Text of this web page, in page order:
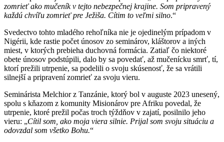
zomrieť ako mučeník v tejto nebezpečnej krajine. Som pripravený
každú chvíľu zomrieť pre Ježiša. Cítim to veľmi silno.“
Svedectvo tohto mladého rehoľníka nie je ojedinelým prípadom v
Nigérii, kde rastie počet únosov zo seminárov, kláštorov a iných
miest, v ktorých prebieha duchovná formácia. Zatiaľ čo niektoré
obete únosov podstúpili, dalo by sa povedať, až mučenícku smrť, tí,
ktorí prežili utrpenie, sa podelili o svoju skúsenosť, že sa vrátili
silnejší a pripravení zomrieť za svoju vieru.
Seminárista Melchior z Tanzánie, ktorý bol v auguste 2023 unesený,
spolu s kňazom z komunity Misionárov pre Afriku povedal, že
utrpenie, ktoré prežil počas troch týždňov v zajatí, posilnilo jeho
vieru: „Cítil som, ako moja viera silnie. Prijal som svoju situáciu a
odovzdal som všetko Bohu.“